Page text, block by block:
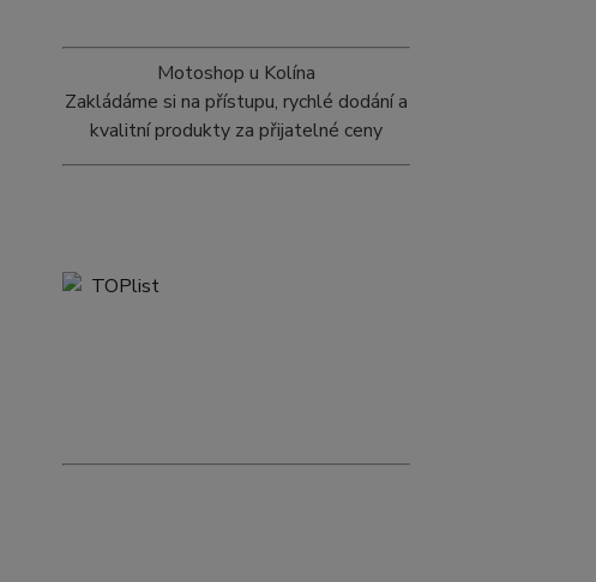
Motoshop u Kolína
Zakládáme si na přístupu, rychlé dodání a
kvalitní produkty za přijatelné ceny